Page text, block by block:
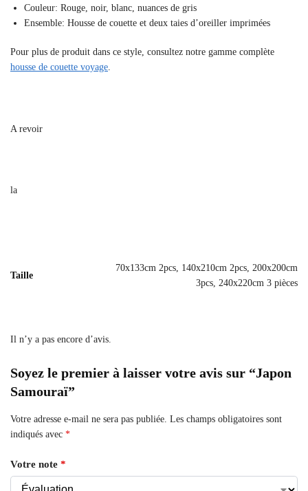
Couleur: Rouge, noir, blanc, nuances de gris
Ensemble: Housse de couette et deux taies d’oreiller imprimées
Pour plus de produit dans ce style, consultez notre gamme complète
housse de couette voyage.
A revoir
la
Taille
70x133cm 2pcs, 140x210cm 2pcs, 200x200cm
3pcs, 240x220cm 3 pièces
Il n’y a pas encore d’avis.
Soyez le premier à laisser votre avis sur “Japon
Samouraï”
Votre adresse e-mail ne sera pas publiée. Les champs obligatoires sont
indiqués avec *
Votre note *